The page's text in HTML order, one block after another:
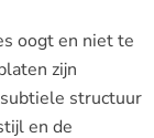
oogt en niet te
zijn
structuur
en de